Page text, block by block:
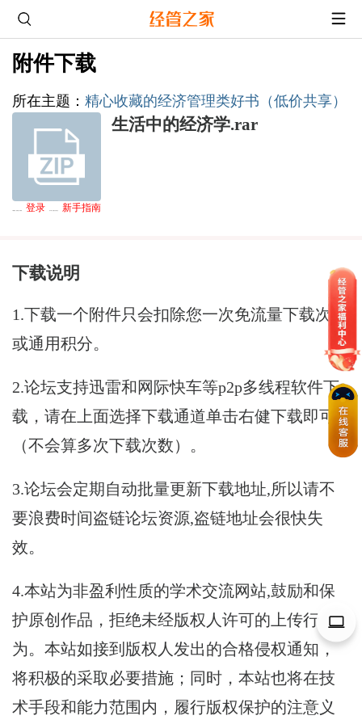
附件下载
所在主题 ： 精心收藏的经济管理类好书（低价共享）
生活中的经济学.rar
登录 新手指南
下载说明
1.下载一个附件只会扣除您一次免流量下载次数
或通用积分。
2.论坛支持迅雷和网际快车等p2p多线程软件下
载，请在上面选择下载通道单击右健下载即可
（不会算多次下载次数）。
3.论坛会定期自动批量更新下载地址,所以请不
要浪费时间盗链论坛资源,盗链地址会很快失
效。
4.本站为非盈利性质的学术交流网站,鼓励和保
护原创作品，拒绝未经版权人许可的上传行
为。本站如接到版权人发出的合格侵权通知，
将积极的采取必要措施；同时，本站也将在技
术手段和能力范围内，履行版权保护的注意义